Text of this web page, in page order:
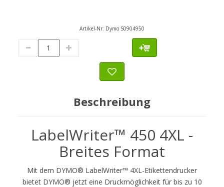
Artikel-Nr: Dymo S0904950
Beschreibung
LabelWriter™ 450 4XL -
Breites Format
Mit dem DYMO® LabelWriter™ 4XL-Etikettendrucker
bietet DYMO® jetzt eine Druckmöglichkeit für bis zu 10